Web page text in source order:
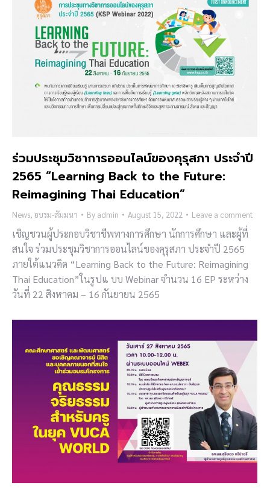
ร่วมประชุมวิชาการออนไลน์ของคุรุสภา ประจำปี
2565 “Learning Back to the Future:
Reimagining Thai Education”
News, อบรม-สัมมนา By admin August 15, 2022 Leave a comment
เชิญชวนผู้ประกอบวิชาชีพทางการศึกษา นักการศึกษา และผู้ที่
สนใจ ร่วมประชุมวิชาการออนไลน์ของคุรุสภา ประจำปี 2565
ภายใต้แนวคิด “Learning Back to the Future: Reimagining
Thai Education”ในรูปแ บบ Webinar จำนวน 16 EP ระหว่าง
วันที่ 22 สิงหาคม – 16 กันยายน 2565